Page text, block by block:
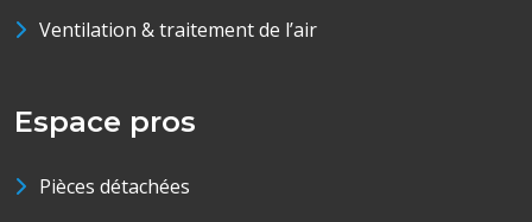
Ventilation & traitement de l’air
Espace pros
Pièces détachées